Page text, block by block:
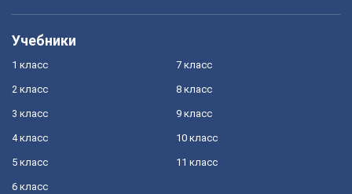
Учебники
1 класс
2 класс
3 класс
4 класс
5 класс
6 класс
7 класс
8 класс
9 класс
10 класс
11 класс